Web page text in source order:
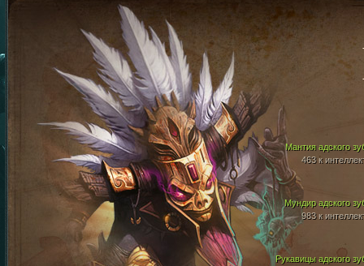
Мундир адского
983 к
Рукавицы адского
Мантия адского
463 к